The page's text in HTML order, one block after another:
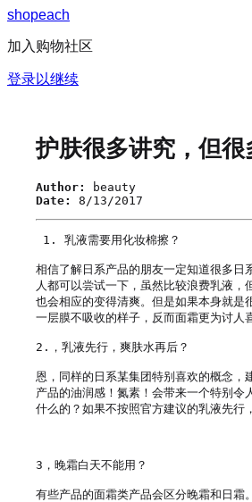
shopeach
加入购物社区
登录以继续
护肤很多讲究，但很
Author:
beauty
Date:
8/13/2017
1. 乳液需要用化妆棉擦？
相信了解日系产品的朋友一定知道很多日
人都可以尝试一下，虽然比较浪费乳液
也会相应的变得清爽。但是如果本身就是
一层膜不吸收的样子，反而面霜更为讨人
2.，乳液先行，爽肤水再后？
恩，同样的日系某集团特别喜欢的概念
产品的油润感！氮素！会带来一个特别
什么的？如果不按照官方建议的乳液先行
3，晚霜白天不能用？
有些产品的面霜类产品会区分晚霜和日霜